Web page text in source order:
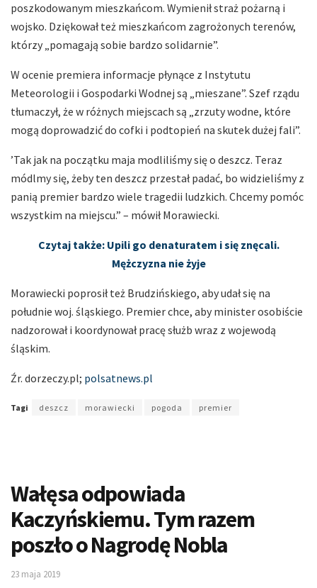
poszkodowanym mieszkańcom. Wymienił straż pożarną i
wojsko. Dziękował też mieszkańcom zagrożonych terenów,
którzy „pomagają sobie bardzo solidarnie”.
W ocenie premiera informacje płynące z Instytutu
Meteorologii i Gospodarki Wodnej są „mieszane”. Szef rządu
tłumaczył, że w różnych miejscach są „zrzuty wodne, które
mogą doprowadzić do cofki i podtopień na skutek dużej fali”.
’Tak jak na początku maja modliliśmy się o deszcz. Teraz
módlmy się, żeby ten deszcz przestał padać, bo widzieliśmy z
panią premier bardzo wiele tragedii ludzkich. Chcemy pomóc
wszystkim na miejscu.” – mówił Morawiecki.
Czytaj także: Upili go denaturatem i się znęcali.
Mężczyzna nie żyje
Morawiecki poprosił też Brudzińskiego, aby udał się na
południe woj. śląskiego. Premier chce, aby minister osobiście
nadzorował i koordynował pracę służb wraz z wojewodą
śląskim.
Źr. dorzeczy.pl; polsatnews.pl
Tagi deszcz morawiecki pogoda premier
Wałęsa odpowiada
Kaczyńskiemu. Tym razem
poszło o Nagrodę Nobla
23 maja 2019